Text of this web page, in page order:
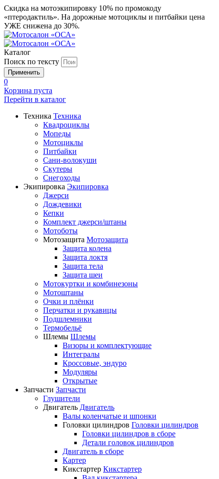
Скидка на мотоэкипировку 10% по промокоду
«птеродактиль». На дорожные мотоциклы и питбайки цена
УЖЕ снижена до 30%.
Каталог
Поиск по тексту
0
Корзина пуста
Перейти в каталог
Техника Техника
Квадроциклы
Мопеды
Мотоциклы
Питбайки
Сани-волокуши
Скутеры
Снегоходы
Экипировка Экипировка
Джерси
Дождевики
Кепки
Комплект джерси/штаны
Мотоботы
Мотозащита Мотозащита
Защита колена
Защита локтя
Защита тела
Защита шеи
Мотокуртки и комбинезоны
Мотоштаны
Очки и плёнки
Перчатки и рукавицы
Подшлемники
Термобельё
Шлемы Шлемы
Визоры и комплектующие
Интегралы
Кроссовые, эндуро
Модуляры
Открытые
Запчасти Запчасти
Глушители
Двигатель Двигатель
Валы коленчатые и шпонки
Головки цилиндров Головки цилиндров
Головки цилиндров в сборе
Детали головок цилиндров
Двигатель в сборе
Картер
Кикстартер Кикстартер